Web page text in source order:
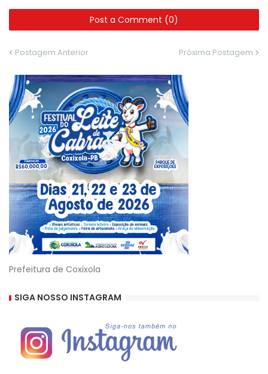
Post a Comment (0)
Postagem Anterior Próxima Postagem
Prefeitura de Coxixola
SIGA NOSSO INSTAGRAM